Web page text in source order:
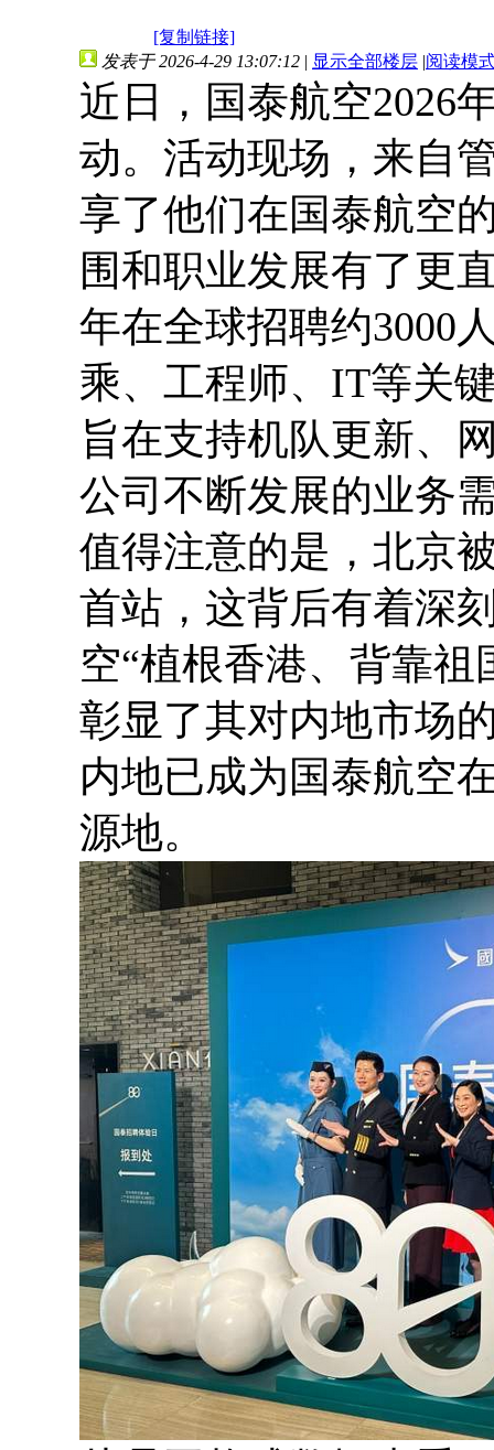
[复制链接]
发表于 2026-4-29 13:07:12 | 显示全部楼层 |阅读模
近日，国泰航空2026
动。活动现场，来自
享了他们在国泰航空
围和职业发展有了更
年在全球招聘约3000
乘、工程师、IT等关
旨在支持机队更新、
公司不断发展的业务
值得注意的是，北京
首站，这背后有着深
空“植根香港、背靠
彰显了其对内地市场
内地已成为国泰航空
源地。